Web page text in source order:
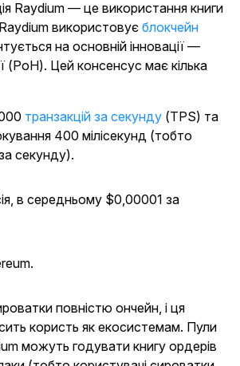
Raydium — це використання книги
використовує блокчейн
на основній інновації —
(PoH). Цей консенсус має кілька
транзакцій за секунду (TPS) та
400 мілісекунд (тобто
секунду).
в середньому $0,00001 за
повністю ончейн, і ця
користь як екосистемам. Пули
можуть годувати книгу ордерів